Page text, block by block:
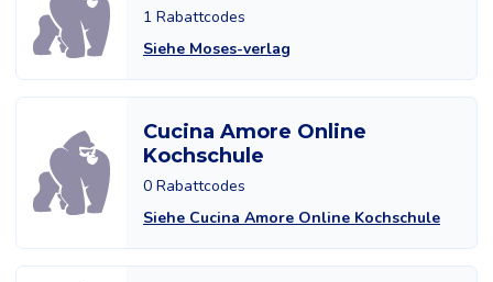
1 Rabattcodes
Siehe Moses-verlag
Cucina Amore Online
Kochschule
0 Rabattcodes
Siehe Cucina Amore Online Kochschule